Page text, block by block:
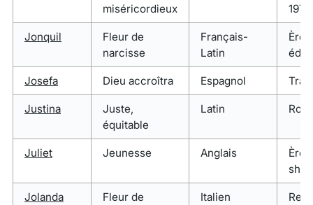
miséricordieux
1970
Jonquil
Fleur de
narcisse
Français-
Latin
Ère
Josefa Dieu accroîtra Espagnol
Justina
Juste,
équitable
Latin
Juliet Jeunesse Anglais
Ère
Jolanda
Fleur de
Italien